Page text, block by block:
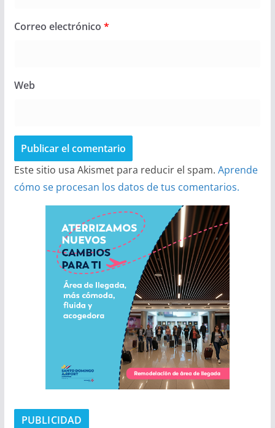
Correo electrónico *
Web
Este sitio usa Akismet para reducir el spam. Aprende
cómo se procesan los datos de tus comentarios.
PUBLICIDAD